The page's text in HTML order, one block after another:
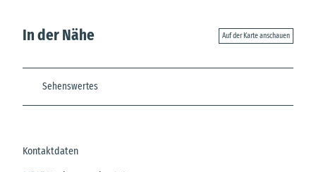
In der Nähe Auf der Karte anschauen
Sehenswertes
Kontaktdaten